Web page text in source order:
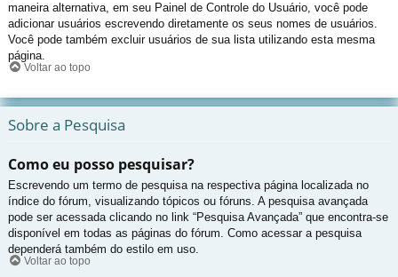
maneira alternativa, em seu Painel de Controle do Usuário, você pode
adicionar usuários escrevendo diretamente os seus nomes de usuários.
Você pode também excluir usuários de sua lista utilizando esta mesma
página.
Voltar ao topo
Sobre a Pesquisa
Como eu posso pesquisar?
Escrevendo um termo de pesquisa na respectiva página localizada no
índice do fórum, visualizando tópicos ou fóruns. A pesquisa avançada
pode ser acessada clicando no link “Pesquisa Avançada” que encontra-se
disponível em todas as páginas do fórum. Como acessar a pesquisa
dependerá também do estilo em uso.
Voltar ao topo